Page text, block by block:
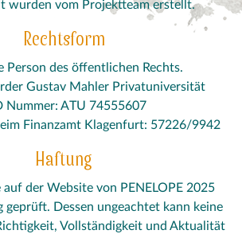
wurden vom Projektteam erstellt.
Rechtsform
Person des öffentlichen Rechts.
Gustav Mahler Privatuniversität
Nummer: ATU 74555607
Finanzamt Klagenfurt: 57226/9942
Haftung
auf der Website von PENELOPE 2025
Dessen ungeachtet kann keine
Vollständigkeit und Aktualität